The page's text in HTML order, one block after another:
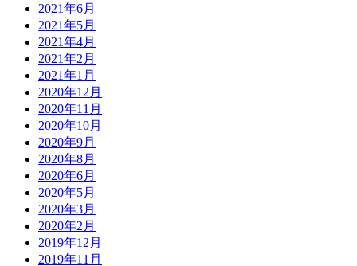
2021年6月
2021年5月
2021年4月
2021年2月
2021年1月
2020年12月
2020年11月
2020年10月
2020年9月
2020年8月
2020年6月
2020年5月
2020年3月
2020年2月
2019年12月
2019年11月